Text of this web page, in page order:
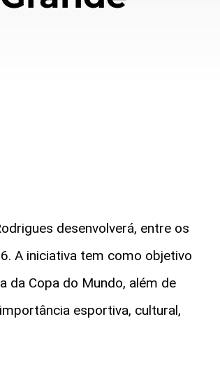
desenvolverá, entre os
A iniciativa tem como objetivo
da Copa do Mundo, além de
esportiva, cultural,